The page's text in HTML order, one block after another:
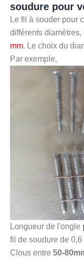
soudure pour
Le fil à souder pour
différents diamètres,
mm. Le choix du
Par exemple,
Longueur de l'ongle
fil de soudure de 0,6
Clous entre 50-